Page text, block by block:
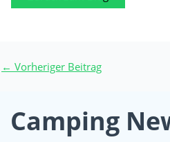
← Vorheriger Beitrag
Camping